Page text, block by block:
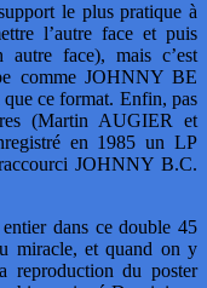
le plus pratique à
l’autre face et puis
autre face), mais c’est
comme JOHNNY BE
ce format. Enfin, pas
(Martin AUGIER et
en 1985 un LP
JOHNNY B.C.
dans ce double 45
miracle, et quand on y
reproduction du poster